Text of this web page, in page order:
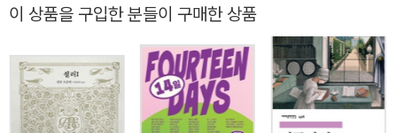
대에는 ‘지나치게 남성적’이라는 평과 함께 ‘불온한 책’으로 여겨지기
도 했으나, 오늘날에는 선구적인 페미니즘 작품으로 재해석되어 널리
읽힌다.
그 힘은 다음과 같은 주장으로 요약된다. ‘나는 사랑한다. 나는 증
어』보다 더 훌륭한 작품이다. 이 소설이 가진 힘에는 거의 초자연
적인 무언가가 있다. ―조지 엘리엇 『제인 에어』로 널리 알려진
영국 작가 샬럿 브론테의 마지막 작품 『빌레뜨』(전2권)가 창비세
이 상품을 구입한 분들이 구매한 상품